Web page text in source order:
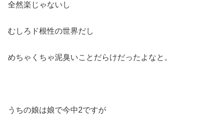
全然楽じゃないし
むしろド根性の世界だし
めちゃくちゃ泥臭いことだらけだったよなと。
うちの娘は娘で今中2ですが